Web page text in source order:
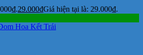
29.000₫Giá hiện tại là: 29.000₫.